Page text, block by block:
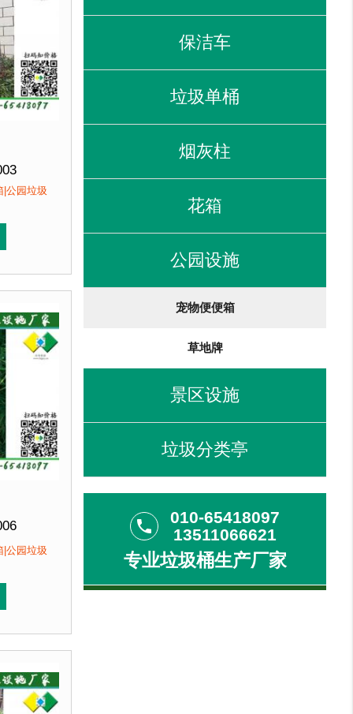
比高，精选材质，经济实惠，坚固耐用。
条流畅，外型优美，增添城市色彩。3、性价比高，精选
发
会对环境产生污染。2、产品在视觉上，线条流畅，外
、海淀某小区....
|公园垃圾
比高，精选材质，经济实惠，坚固耐用。
流畅，外型优美，增添城市色彩。3、性价比高，精选
发
不会对环境产生污染。2、产品在视觉上，线条流畅，外
|公园垃圾
保洁车
垃圾单桶
烟灰柱
花箱
公园设施
宠物便便箱
草地牌
景区设施
垃圾分类亭
phone
010-65418097
13511066621
专业垃圾桶生产厂家